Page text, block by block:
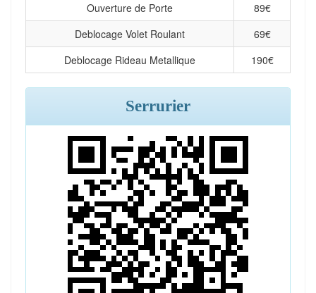
Ouverture de Porte
89€
Deblocage Volet Roulant
69€
Deblocage Rideau Metallique
190€
Serrurier